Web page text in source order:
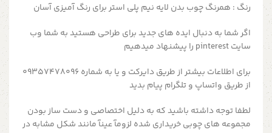
رنگ : همرنگ چوب بدن لایه نیم پلی استر برای رنگ آمیزی آسان
اگر شما به دنبال ایده های جدید برای طراحی هستید به شما وب
سایت pinterest را پیشنهاد میدهیم
برای اطلاعات بیشتر از طریق دایرکت و یا به شماره 09357478096
از طریق واتساپ و تلگرام پیام بدید
لطفا توجه داشته باشید که به دلیل اختصاصی و دست ساز بودن
مجموعه های چوبی خریداری شده لزومآ عینآ مانند شکل مشابه در